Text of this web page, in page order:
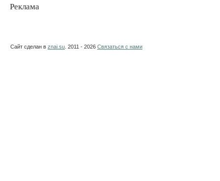
Реклама
Сайт сделан в znai.su . 2011 - 2026 Связаться с нами